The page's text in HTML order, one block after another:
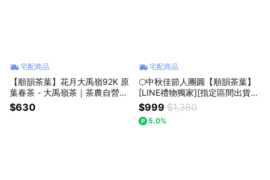
宅配商品
【順韻茶葉】花月大禹嶺92K 原
葉春茶 - 大禹嶺茶｜茶農自營｜
通過農藥檢驗｜產地認證茶葉｜
台灣高山茶｜青心烏龍｜高級茶
$630
宅配商品
🌕中秋佳節人團圓【順韻茶葉】
[LINE禮物獨家][指定區間出貨]
壽與天齊禮盒 - 華崗頂峰｜福壽
天府流籠頭｜產製銷一條龍｜安
心茶葉｜正統台灣高冷茶
$999 $1,380
5.0%